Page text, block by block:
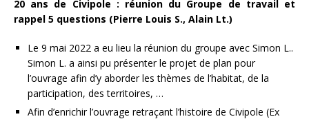
20 ans de Civipole : réunion du Groupe de travail et
rappel 5 questions (Pierre Louis S., Alain Lt.)
Le 9 mai 2022 a eu lieu la réunion du groupe avec Simon L..
Simon L. a ainsi pu présenter le projet de plan pour
l’ouvrage afin d’y aborder les thèmes de l’habitat, de la
participation, des territoires, …
Afin d’enrichir l’ouvrage retraçant l’histoire de Civipole (Ex